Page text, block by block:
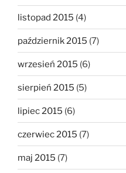
listopad 2015 (4)
październik 2015 (7)
wrzesień 2015 (6)
sierpień 2015 (5)
lipiec 2015 (6)
czerwiec 2015 (7)
maj 2015 (7)